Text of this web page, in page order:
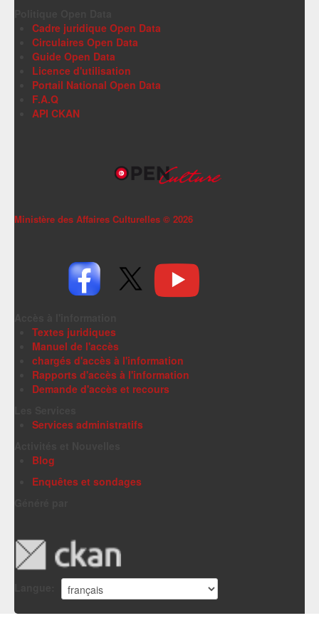
Cadre juridique Open Data
Circulaires Open Data
Guide Open Data
Licence d'utilisation
Portail National Open Data
F.A.Q
API CKAN
Ministère des Affaires Culturelles © 2026
Textes juridiques
Manuel de l'accès
chargés d'accès à l'information
Rapports d'accès à l'information
Demande d'accès et recours
Services administratifs
Blog
Enquêtes et sondages